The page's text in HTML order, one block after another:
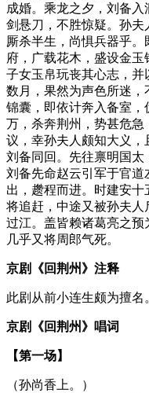
成婚。乘龙之夕，刘备
剑悬刀，不胜惊疑。孙夫
厮杀半生，尚惧兵器乎
府，广载花木，盛设金
子女玉帛玩丧其心志，
数月，果然为声色所迷，
锦囊，即依计奔入备室
万，杀奔荆州，势甚危
议，幸孙夫人颇知大义
刘备同回。先往禀明国太
刘备先命赵云引军于官
出，趱程而进。时建安
将追赶，中途又被孙夫
过江。盖皆赖诸葛亮之预
几乎又将周郎气死。
京剧《回荆州》注释
此剧从前小连生颇为擅名
京剧《回荆州》唱词
【第一场】
（孙尚香上。）